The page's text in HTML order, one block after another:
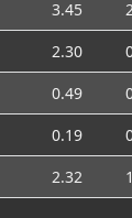
3.45
2.30
0.49
0.19
2.32